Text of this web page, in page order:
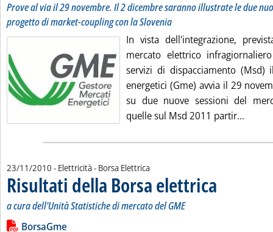
Prove al via il 29 novembre. Il 2 dicembre saranno illustrate le due
progetto di market-coupling con la Slovenia
In vista dell'integrazione,
mercato elettrico
servizi di dispacciamento (Msd)
energetici (Gme) avvia il 29
su due nuove sessioni del
quelle sul Msd 2011 partir...
23/11/2010 - Elettricità - Borsa Elettrica
Risultati della Borsa elettrica
a cura dell'Unità Statistiche di mercato del GME
Leggi tutta la notizia: 'Risultati della Borsa elettrica'
Lista allegati PDF alla notizia
BorsaGme